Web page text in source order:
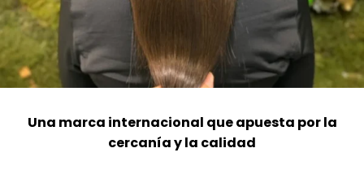
Una marca internacional que apuesta por la
cercanía y la calidad